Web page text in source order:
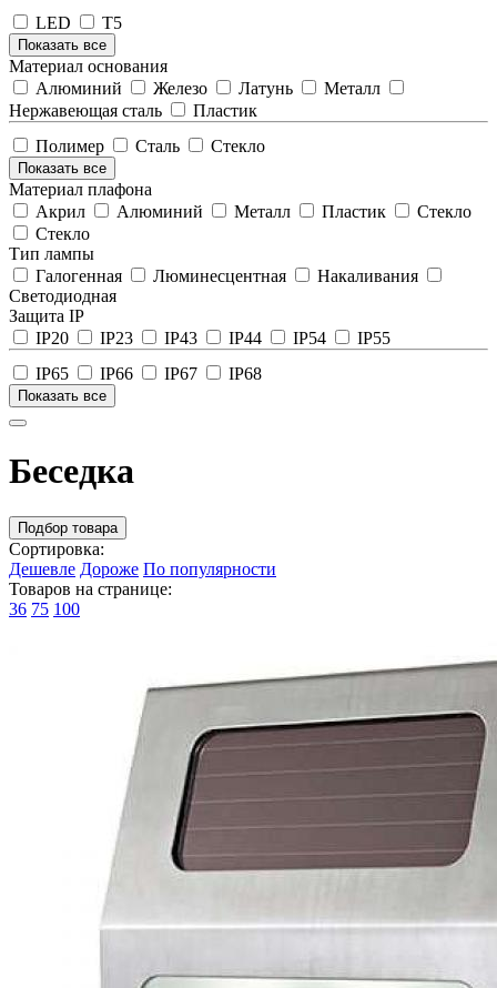
LED T5
Показать все
Материал основания
Алюминий
Железо Латунь
Металл
Нержавеющая сталь
Пластик
Полимер
Сталь Стекло
Показать все
Материал плафона
Акрил
Алюминий Металл Пластик
Стекло
Стекло
Тип лампы
Галогенная
Люминесцентная
Накаливания
Светодиодная
Защита IP
IP20
IP23 IP43 IP44 IP54
IP55
IP65
IP66 IP67 IP68
Показать все
Беседка
Подбор товара
Сортировка:
Дешевле Дороже По популярности
Товаров на странице:
36 75 100